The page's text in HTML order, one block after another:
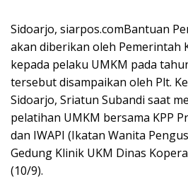
Sidoarjo, siarpos.comBantuan
akan diberikan oleh Pemerintah
kepada pelaku UMKM pada
tersebut disampaikan oleh Plt.
Sidoarjo, Sriatun Subandi saat
pelatihan UMKM bersama KPP
dan IWAPI (Ikatan Wanita
Gedung Klinik UKM Dinas
(10/9).